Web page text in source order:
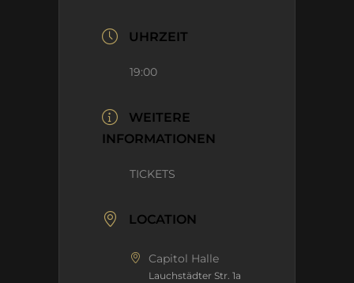
UHRZEIT
19:00
WEITERE
INFORMATIONEN
TICKETS
LOCATION
Capitol Halle
Lauchstädter Str. 1a